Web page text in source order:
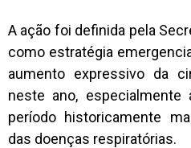
A ação foi definida pela
como estratégia
aumento expressivo da
neste ano, especialmente
período historicamente
das doenças respiratórias.